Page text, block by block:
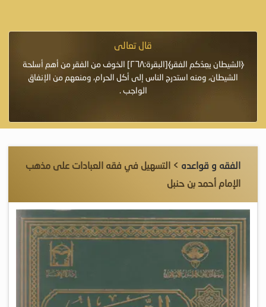
قال تعالى
﴿الشيطان يعِدُكم الفقر﴾[البقرة:٢٦٨] الخوف من الفقر من أهم أسلحة
الشيطان، ومنه استدرج الناس إلى أكل الحرام، ومنعهم من الإنفاق
الواجب .
الفقه و قواعده > التسهيل في فقه العبادات على مذهب
الإمام أحمد بن حنبل